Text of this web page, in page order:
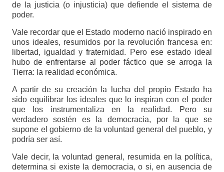
de la justicia (o injusticia) que defiende el sistema de
poder.
Vale recordar que el Estado moderno nació inspirado en
unos ideales, resumidos por la revolución francesa en:
libertad, igualdad y fraternidad. Pero ese estado ideal
hubo de enfrentarse al poder fáctico que se arroga la
Tierra: la realidad económica.
A partir de su creación la lucha del propio Estado ha
sido equilibrar los ideales que lo inspiran con el poder
que los instrumentaliza en la realidad. Pero su
verdadero sostén es la democracia, por la que se
supone el gobierno de la voluntad general del pueblo, y
podría ser así.
Vale decir, la voluntad general, resumida en la política,
determina si existe la democracia, o si, en ausencia de